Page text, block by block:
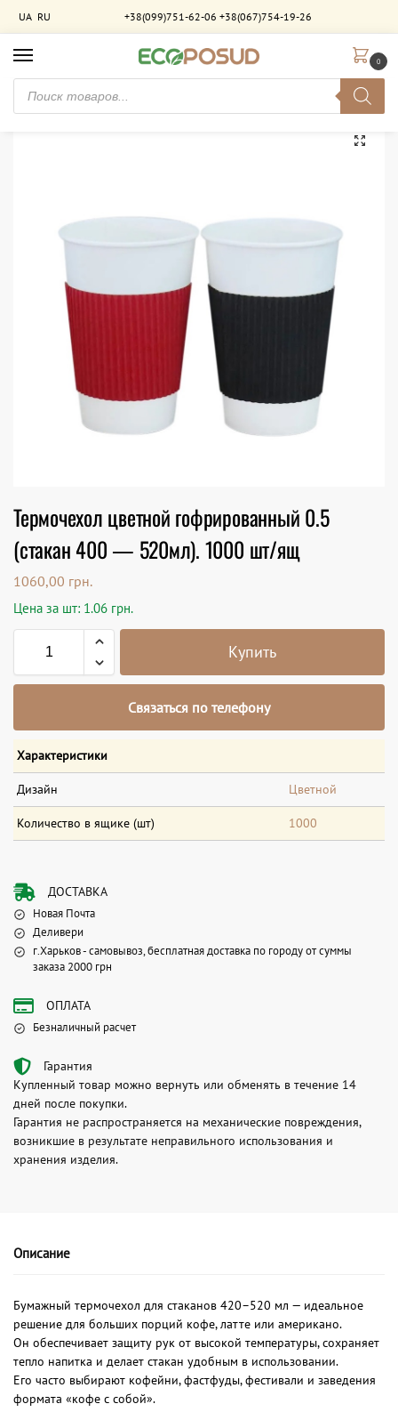
UA RU +38(099)751-62-06 +38(067)754-19-26
0
Главная / Термочехлы Термочехол цветной гофрированный 0.5 (стакан 400 — 520мл). 1000 шт/ящ
Термочехол цветной гофрированный 0.5
(стакан 400 — 520мл). 1000 шт/ящ
1060,00 грн.
Цена за шт: 1.06 грн.
Купить
Связаться по телефону
Характеристики
Дизайн Цветной
Количество в ящике (шт) 1000
ДОСТАВКА
Новая Почта
Деливери
г.Харьков - самовывоз, бесплатная доставка по городу от суммы
заказа 2000 грн
ОПЛАТА
Безналичный расчет
Гарантия
Купленный товар можно вернуть или обменять в течение 14
дней после покупки.
Гарантия не распространяется на механические повреждения,
возникшие в результате неправильного использования и
хранения изделия.
Описание
Бумажный термочехол для стаканов 420–520 мл — идеальное
решение для больших порций кофе, латте или американо.
Он обеспечивает защиту рук от высокой температуры, сохраняет
тепло напитка и делает стакан удобным в использовании.
Его часто выбирают кофейни, фастфуды, фестивали и заведения
формата «кофе с собой».